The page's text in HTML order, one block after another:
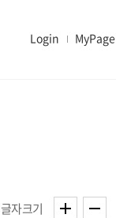
Login MyPage
글자크기